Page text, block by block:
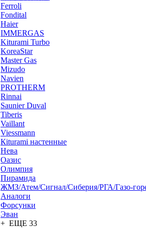
Ferroli
Fondital
Haier
IMMERGAS
Kiturami Turbo
KoreaStar
Master Gas
Mizudo
Navien
PROTHERM
Rinnai
Saunier Duval
Tiberis
Vaillant
Viessmann
Кiturami настенные
Нева
Оазис
Олимпия
Пирамида
ЖМЗ/Атем/Сигнал/Сиберия/РГА/Газо-
Aналоги
Форсунки
Эван
+ ЕЩЕ 33